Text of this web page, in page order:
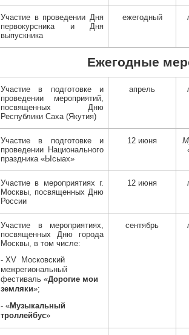
Участие в проведении Дня
первокурсника и Дня
выпускника
ежегодный
Ежегодные
Участие в подготовке и
проведении мероприятий,
посвященных Дню
Республики Саха (Якутия)
апрель
Участие в подготовке и
проведении Национального
праздника «Ысыах»
12 июня
Участие в мероприятиях г.
Москвы, посвященных Дню
России
12 июня
Участие в мероприятиях,
посвященных Дню города
Москвы, в том числе:
- ХV
Московский
межрегиональный
фестиваль «Дорогие мои
земляки»;
- «Музыкальный
троллейбус»
сентябрь